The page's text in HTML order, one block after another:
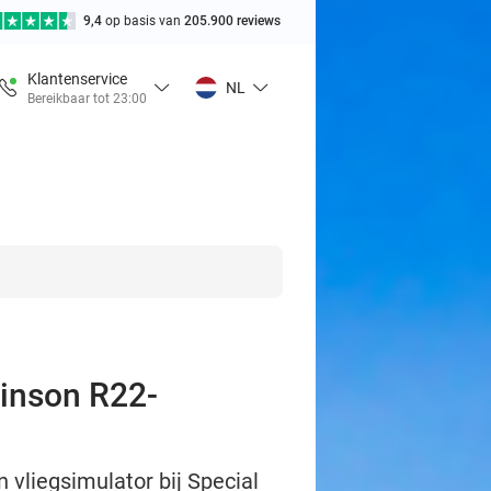
9,4 op basis van 205.900 reviews
Klantenservice
Bereikbaar tot 23:00
NL
R22-
vliegsimulator bij Special